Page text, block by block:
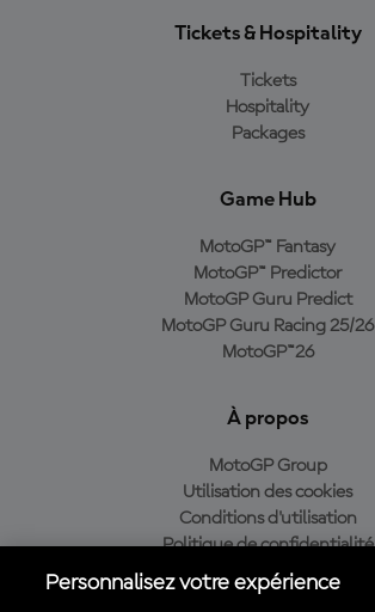
Tickets & Hospitality
Tickets
Hospitality
Packages
Game Hub
MotoGP™ Fantasy
MotoGP™ Predictor
MotoGP Guru Predict
MotoGP Guru Racing 25/26
MotoGP™26
À propos
MotoGP Group
Utilisation des cookies
Conditions d'utilisation
Politique de confidentialité
Politique d’achat
Personnalisez votre expérience